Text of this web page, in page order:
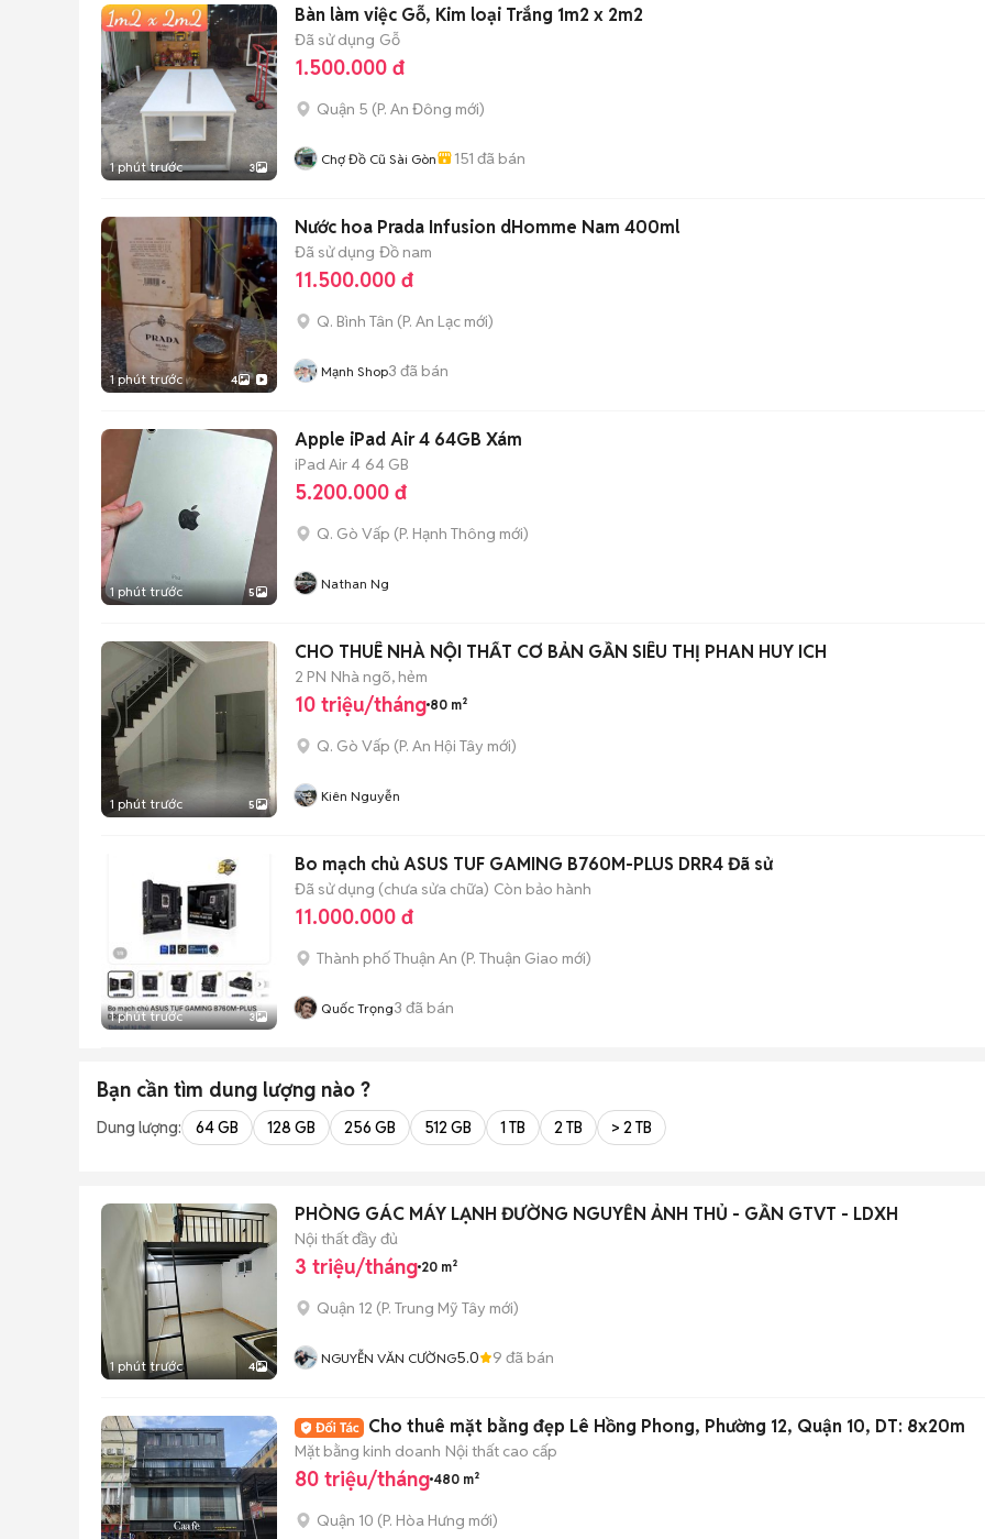
1 phút trước 3
Bàn làm việc Gỗ, Kim loại Trắng 1m2 x 2m2
Đã sử dụng Gỗ
1.500.000 đ
Quận 5 (P. An Đông mới)
Chợ Đồ Cũ Sài Gòn 151 đã bán
1 phút trước 4
Nước hoa Prada Infusion dHomme Nam 400ml
Đã sử dụng Đồ nam
11.500.000 đ
Q. Bình Tân (P. An Lạc mới)
Mạnh Shop3 đã bán
1 phút trước 5
Apple iPad Air 4 64GB Xám
iPad Air 4 64 GB
5.200.000 đ
Q. Gò Vấp (P. Hạnh Thông mới)
Nathan Ng
1 phút trước 5
CHO THUÊ NHÀ NỘI THẤT CƠ BẢN GẦN SIÊU THỊ PHAN HUY ICH
2 PN Nhà ngõ, hẻm
10 triệu/tháng 80 m²
Q. Gò Vấp (P. An Hội Tây mới)
Kiên Nguyễn
1 phút trước 3
Bo mạch chủ ASUS TUF GAMING B760M-PLUS DRR4 Đã sử
Đã sử dụng (chưa sửa chữa) Còn bảo hành
11.000.000 đ
Thành phố Thuận An (P. Thuận Giao mới)
Quốc Trọng3 đã bán
Bạn cần tìm dung lượng nào ?
Dung lượng: 64 GB 128 GB 256 GB 512 GB 1 TB 2 TB > 2 TB
1 phút trước 4
PHÒNG GÁC MÁY LẠNH ĐƯỜNG NGUYỄN ẢNH THỦ - GẦN GTVT - LDXH
Nội thất đầy đủ
3 triệu/tháng 20 m²
Quận 12 (P. Trung Mỹ Tây mới)
NGUYỄN VĂN CƯỜNG5.0 9 đã bán
Cho thuê mặt bằng đẹp Lê Hồng Phong, Phường 12, Quận 10, DT: 8x20m
Mặt bằng kinh doanh Nội thất cao cấp
80 triệu/tháng 480 m²
Quận 10 (P. Hòa Hưng mới)